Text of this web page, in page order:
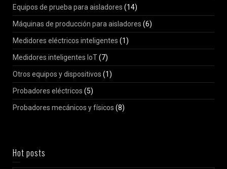
Equipos de prueba para aisladores (14)
Máquinas de producción para aisladores (6)
Medidores eléctricos inteligentes (1)
Medidores inteligentes IoT(7)
Otros equipos y dispositivos (1)
Probadores eléctricos (5)
Probadores mecánicos y físicos (8)
Hot posts